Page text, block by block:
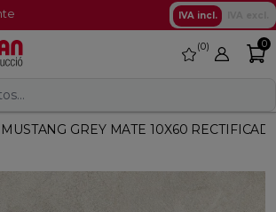
IVA incl.
favorite
0 0
MUSTANG GREY MATE 10X60